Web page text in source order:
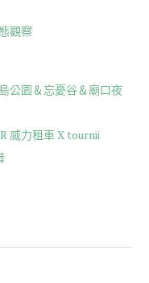
觀察
公園＆忘憂谷＆廟口夜
威力租車 X tournii